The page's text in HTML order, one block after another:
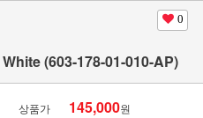
0
(603-178-01-010-AP)
상품가 145,000원